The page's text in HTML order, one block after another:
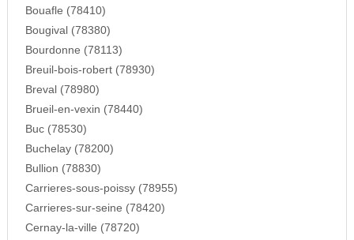
Bouafle (78410)
Bougival (78380)
Bourdonne (78113)
Breuil-bois-robert (78930)
Breval (78980)
Brueil-en-vexin (78440)
Buc (78530)
Buchelay (78200)
Bullion (78830)
Carrieres-sous-poissy (78955)
Carrieres-sur-seine (78420)
Cernay-la-ville (78720)